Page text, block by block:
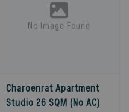
No Image Found
Charoenrat Apartment
Studio 26 SQM (No AC)